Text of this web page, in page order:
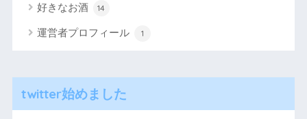
好きなお酒 14
運営者プロフィール 1
twitter始めました